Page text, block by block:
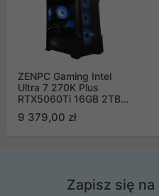
ZENPC Gaming Intel
Ultra 7 270K Plus
RTX5060Ti 16GB 2TB
9 379,00 zł
Zapisz się na